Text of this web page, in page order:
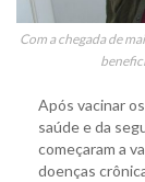
Com a chegada de
Após vacinar
saúde e da
começaram a
doenças